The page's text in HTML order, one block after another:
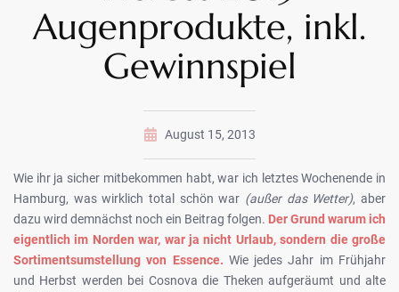
Augenprodukte, inkl.
Gewinnspiel
August 15, 2013
Wie ihr ja sicher mitbekommen habt, war ich letztes Wochenende in
Hamburg, was wirklich total schön war (außer das Wetter), aber
dazu wird demnächst noch ein Beitrag folgen. Der Grund warum ich
eigentlich im Norden war, war ja nicht Urlaub, sondern die große
Sortimentsumstellung von Essence. Wie jedes Jahr im Frühjahr
und Herbst werden bei Cosnova die Theken aufgeräumt und alte